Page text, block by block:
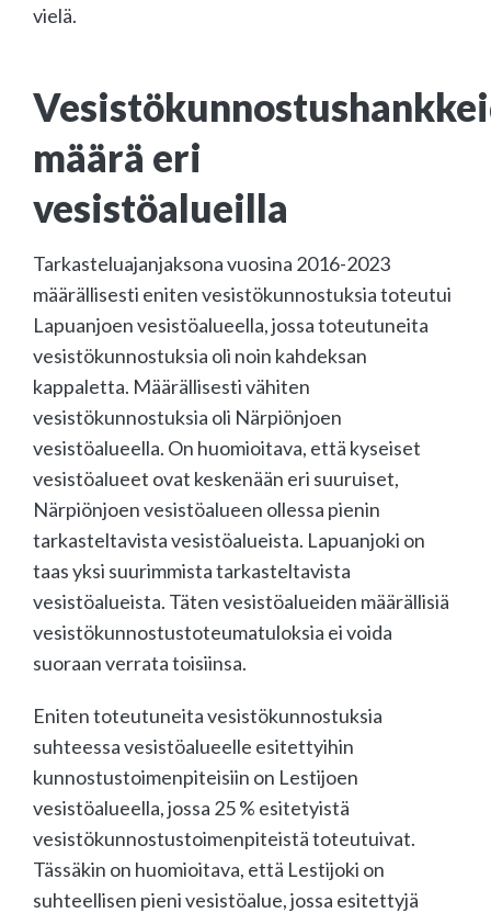
vielä.
määrä eri
vesistöalueilla
Tarkasteluajanjaksona vuosina 2016-2023
määrällisesti eniten vesistökunnostuksia toteutui
Lapuanjoen vesistöalueella, jossa toteutuneita
vesistökunnostuksia oli noin kahdeksan
kappaletta. Määrällisesti vähiten
vesistökunnostuksia oli Närpiönjoen
vesistöalueella. On huomioitava, että kyseiset
vesistöalueet ovat keskenään eri suuruiset,
Närpiönjoen vesistöalueen ollessa pienin
tarkasteltavista vesistöalueista. Lapuanjoki on
taas yksi suurimmista tarkasteltavista
vesistöalueista. Täten vesistöalueiden määrällisiä
vesistökunnostustoteumatuloksia ei voida
suoraan verrata toisiinsa.
Eniten toteutuneita vesistökunnostuksia
suhteessa vesistöalueelle esitettyihin
kunnostustoimenpiteisiin on Lestijoen
vesistöalueella, jossa 25 % esitetyistä
vesistökunnostustoimenpiteistä toteutuivat.
Tässäkin on huomioitava, että Lestijoki on
suhteellisen pieni vesistöalue, jossa esitettyjä